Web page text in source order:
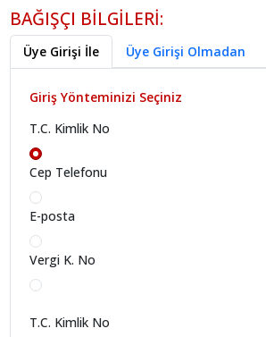
BAĞIŞÇI BİLGİLERİ:
Üye Girişi İle Üye Girişi Olmadan
Giriş Yönteminizi Seçiniz
T.C. Kimlik No
Cep Telefonu
E-posta
Vergi K. No
T.C. Kimlik No